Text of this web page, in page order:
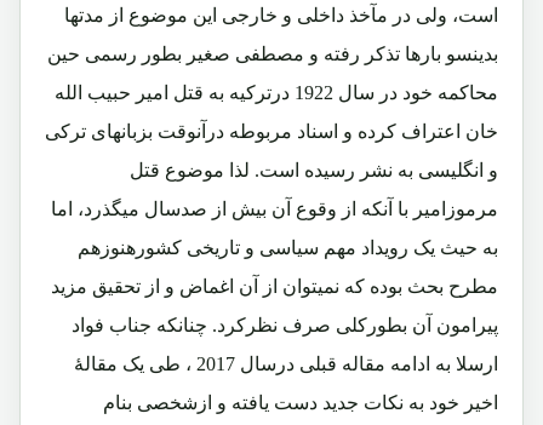
است، ولی در مآخذ داخلی و خارجی این موضوع از مدتها
بدینسو بارها تذکر رفته و مصطفی صغیر بطور رسمی حین
محاکمه خود در سال 1922 درترکیه به قتل امیر حبیب الله
خان اعتراف کرده و اسناد مربوطه درآنوقت بزبانهای ترکی
و انگلیسی به نشر رسیده است. لذا موضوع قتل
مرموزامیر با آنکه از وقوع آن بیش از صدسال میگذرد، اما
به حیث یک رویداد مهم سیاسی و تاریخی کشورهنوزهم
مطرح بحث بوده که نمیتوان از آن اغماض و از تحقیق مزید
پیرامون آن بطورکلی صرف نظرکرد. چنانکه جناب فواد
ارسلا به ادامه مقاله قبلی درسال 2017 ، طی یک مقالۀ
اخیر خود به نکات جدید دست یافته و ازشخصی بنام